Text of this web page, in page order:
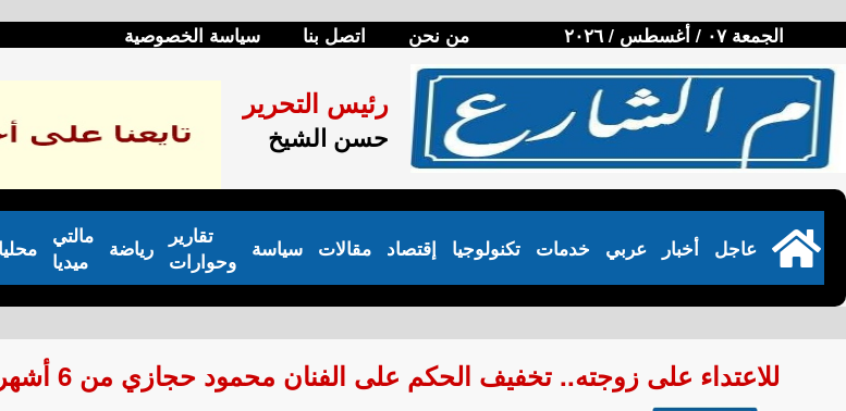
الجمعة ٠٧ / أغسطس / ٢٠٢٦ من نحن اتصل بنا سياسة الخصوصية
رئيس التحرير
حسن الشيخ
مالتي
ميديا
رياضة
تقارير
وحوارات
سياسة مقالات إقتصاد تكنولوجيا خدمات عربي أخبار عاجل
للاعتداء على زوجته.. تخفيف الحكم على الفنان محمود حجازي من 6 أشهر سجن إلى شهر